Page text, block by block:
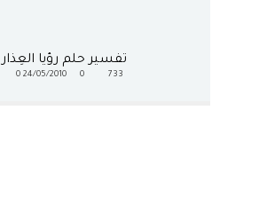
تفسير حلم رؤيا العِذار
733
0
24/05/2010
0